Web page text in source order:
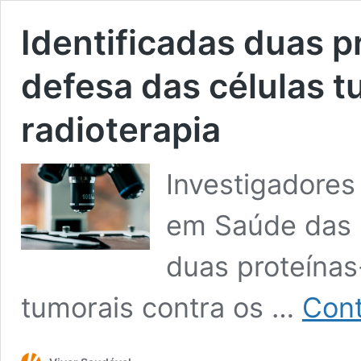
Identificadas duas
defesa das células
radioterapia
em Saúde
duas
tumorais contra os …